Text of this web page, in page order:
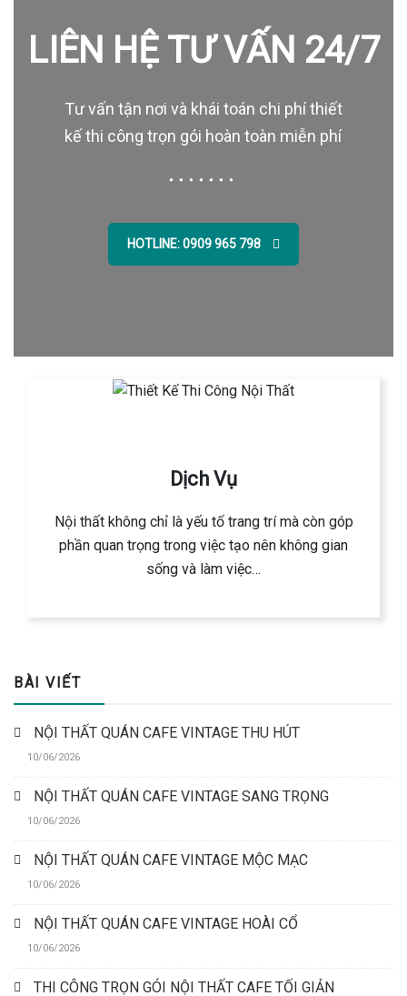
LIÊN HỆ TƯ VẤN 24/7
Tư vấn tận nơi và khái toán chi phí thiết
kế thi công trọn gói hoàn toàn miễn phí
HOTLINE: 0909 965 798
Dịch Vụ
Nội thất không chỉ là yếu tố trang trí mà còn góp
phần quan trọng trong việc tạo nên không gian
sống và làm việc…
BÀI VIẾT
NỘI THẤT QUÁN CAFE VINTAGE THU HÚT
10/06/2026
NỘI THẤT QUÁN CAFE VINTAGE SANG TRỌNG
10/06/2026
NỘI THẤT QUÁN CAFE VINTAGE MỘC MẠC
10/06/2026
NỘI THẤT QUÁN CAFE VINTAGE HOÀI CỔ
10/06/2026
THI CÔNG TRỌN GÓI NỘI THẤT CAFE TỐI GIẢN